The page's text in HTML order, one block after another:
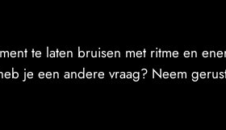
te laten bruisen met ritme en
je een andere vraag? Neem